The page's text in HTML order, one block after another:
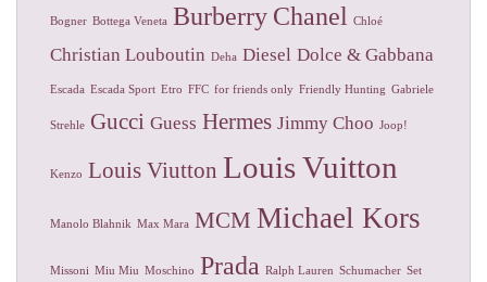
Bogner Bottega Veneta Burberry Chanel Chloé
Christian Louboutin Deha Diesel Dolce & Gabbana
Escada Escada Sport Etro FFC for friends only Friendly Hunting Gabriele
Strehle Gucci Guess Hermes Jimmy Choo Joop!
Kenzo Louis Viutton Louis Vuitton
Manolo Blahnik Max Mara MCM Michael Kors
Missoni Miu Miu Moschino Prada Ralph Lauren Schumacher Set